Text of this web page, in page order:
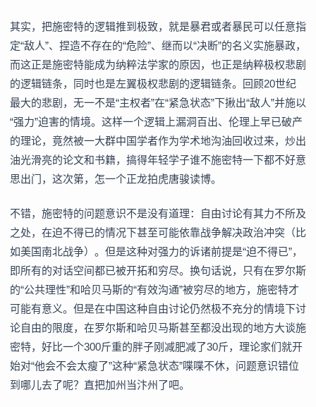
其实，把施密特的逻辑推到极致，就是暴君或者暴民可以任意指
定“敌人”、捏造不存在的“危险”、继而以“决断”的名义实施暴政，
而这正是施密特能成为纳粹法学家的原因，也正是纳粹极权悲剧
的逻辑链条，同时也是左翼极权悲剧的逻辑链条。回顾20世纪
最大的悲剧，无一不是“主权者”在“紧急状态”下揪出“敌人”并施以
“强力”迫害的情境。这样一个逻辑上漏洞百出、伦理上早已破产
的理论，竟然被一大群中国学者作为学术地沟油回收过来，炒出
油光滑亮的论文和书籍，搞得年轻学子谁不施密特一下都不好意
思出门，这次第，怎一个正龙拍虎唐骏读博。
不错，施密特的问题意识不是没有道理：自由讨论有其力不所及
之处，在迫不得已的情况下甚至可能依靠战争解决政治冲突（比
如美国南北战争）。但是这种对强力的诉诸前提是“迫不得已”，
即所有的对话空间都已被开拓和穷尽。换句话说，只有在罗尔斯
的“公共理性”和哈贝马斯的“有效沟通”被穷尽的地方，施密特才
可能有意义。但是在中国这种自由讨论仍然极不充分的情境下讨
论自由的限度，在罗尔斯和哈贝马斯甚至都没出现的地方大谈施
密特，好比一个300斤重的胖子刚减肥减了30斤，理论家们就开
始对“他会不会太瘦了”这种“紧急状态”喋喋不休，问题意识错位
到哪儿去了呢？直把加州当汴州了吧。